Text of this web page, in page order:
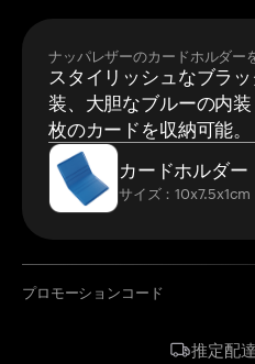
ナッパレザーのカードホルダー
スタイリッシュなブラ
装、大胆なブルーの内
枚のカードを収納可能。
カードホルダー
サイズ：10x7.5x1cm
プロモーションコード
推定配達